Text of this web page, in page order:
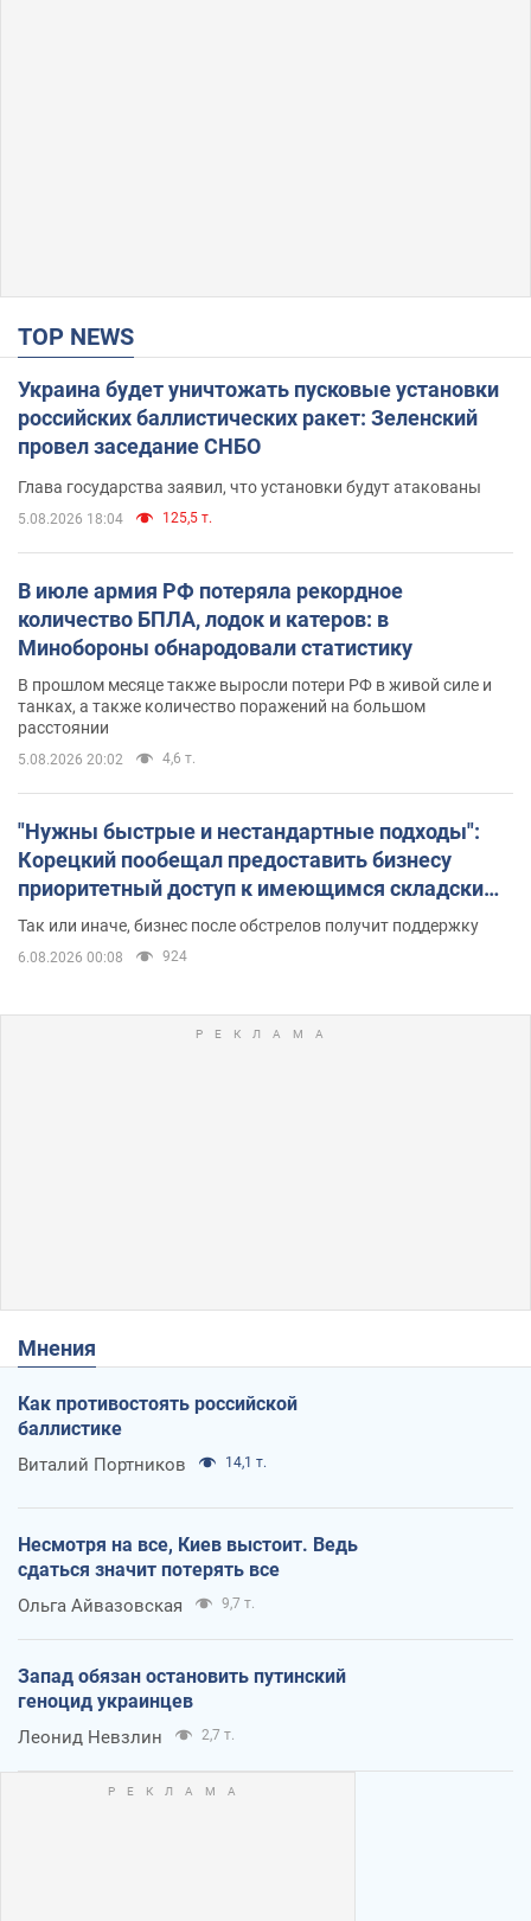
TOP NEWS
Украина будет уничтожать пусковые установки
российских баллистических ракет: Зеленский
провел заседание СНБО
Глава государства заявил, что установки будут атакованы
5.08.2026 18:04 125,5 т.
В июле армия РФ потеряла рекордное
количество БПЛА, лодок и катеров: в
Минобороны обнародовали статистику
В прошлом месяце также выросли потери РФ в живой силе и
танках, а также количество поражений на большом
расстоянии
5.08.2026 20:02 4,6 т.
"Нужны быстрые и нестандартные подходы":
Корецкий пообещал предоставить бизнесу
приоритетный доступ к имеющимся складским
помещениям
Так или иначе, бизнес после обстрелов получит поддержку
6.08.2026 00:08 924
Мнения
Как противостоять российской
баллистике
Виталий Портников 14,1 т.
Несмотря на все, Киев выстоит. Ведь
сдаться значит потерять все
Ольга Айвазовская 9,7 т.
Запад обязан остановить путинский
геноцид украинцев
Леонид Невзлин 2,7 т.